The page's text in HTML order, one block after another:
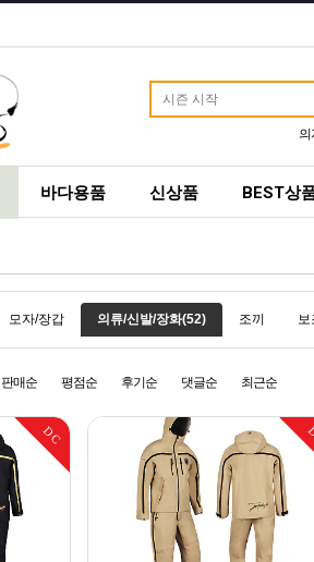
의
바다용품 신상품 BEST상
모자/장갑 의류/신발/장화(52) 조끼 보
판매순 평점순 후기순 댓글순 최근순
DC